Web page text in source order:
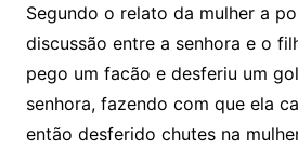
Segundo o relato da mulher a
discussão entre a senhora e o
pego um facão e desferiu um
senhora, fazendo com que ela
então desferido chutes na